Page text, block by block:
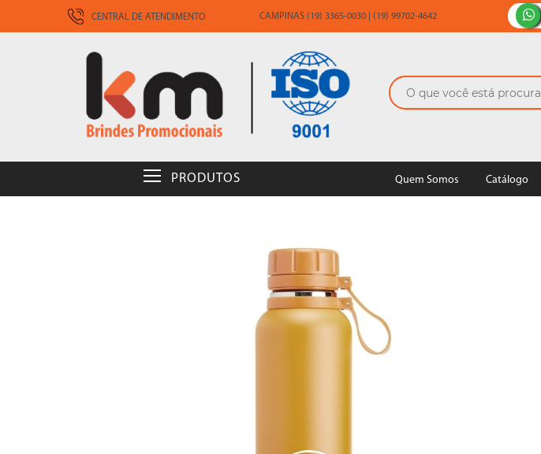
CENTRAL DE ATENDIMENTO CAMPINAS (19) 3365-0030 | (19) 99702-4642
PRODUTOS Quem Somos Catálogo